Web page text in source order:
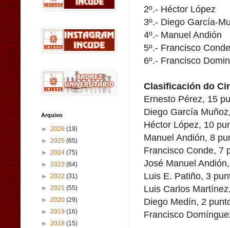
2º.- Héctor López
3º.- Diego García-
4º.- Manuel Andión
5º.- Francisco Conde
6º.- Francisco
Clasificación do
Ernesto Pérez, 15
Diego García
Héctor López, 10
Manuel Andión, 8
Francisco Conde, 7
José Manuel
Luis E. Patiño, 3
Luis Carlos
Diego Medín, 2
Francisco
Arquivo
► 2026 (19)
► 2025 (65)
► 2024 (75)
► 2023 (64)
► 2022 (31)
► 2021 (55)
► 2020 (29)
► 2019 (16)
► 2018 (15)